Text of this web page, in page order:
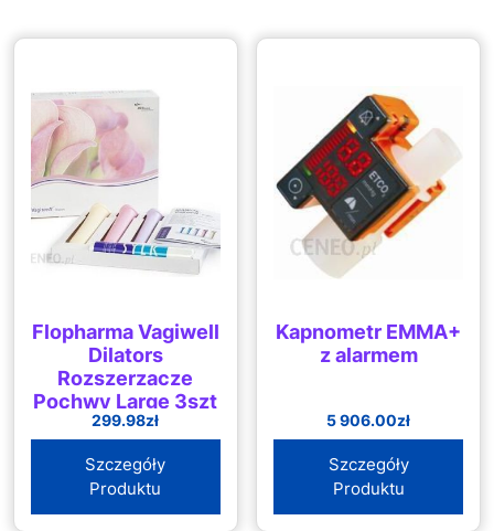
Flopharma Vagiwell
Dilators
Rozszerzacze
Pochwy Large 3szt
299.98zł
Szczegóły
Produktu
Kapnometr EMMA+
z alarmem
5 906.00zł
Szczegóły
Produktu